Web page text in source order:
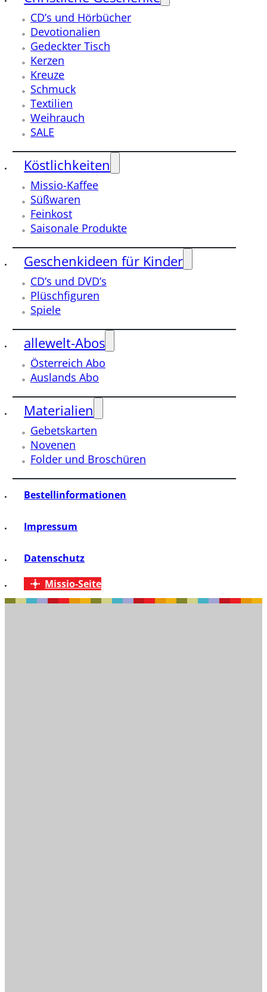
CD’s und Hörbücher
Devotionalien
Gedeckter Tisch
Kerzen
Kreuze
Schmuck
Textilien
Weihrauch
SALE
Köstlichkeiten
Missio-Kaffee
Süßwaren
Feinkost
Saisonale Produkte
Geschenkideen für Kinder
CD’s und DVD’s
Plüschfiguren
Spiele
allewelt-Abos
Österreich Abo
Auslands Abo
Materialien
Gebetskarten
Novenen
Folder und Broschüren
Bestellinformationen
Impressum
Datenschutz
Missio-Seite